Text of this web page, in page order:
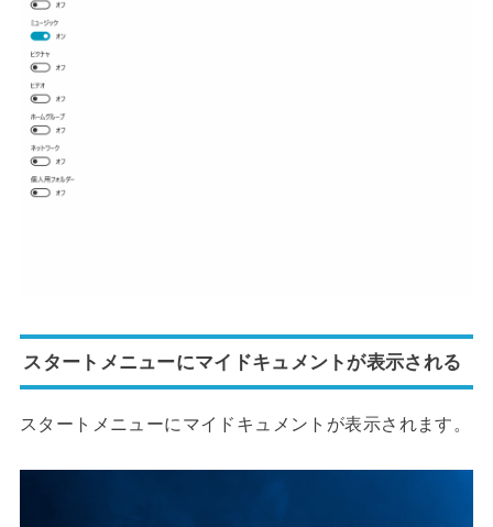
スタートメニューにマイドキュメントが表示される
スタートメニューにマイドキュメントが表示されます。